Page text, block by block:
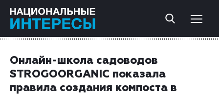
Онлайн-школа садоводов
STROGOORGANIC показала
правила создания компоста в